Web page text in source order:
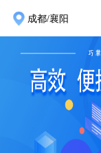
成都/襄阳